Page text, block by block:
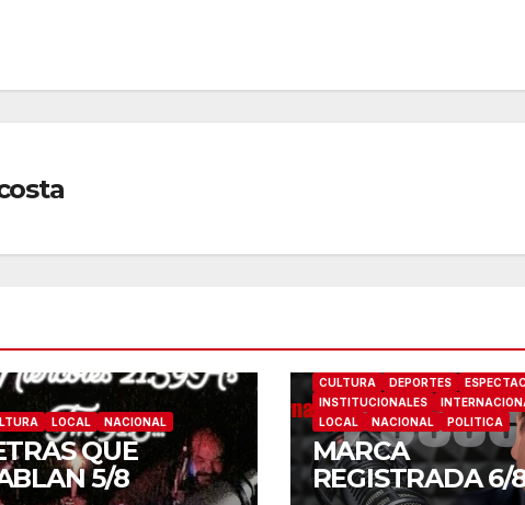
LOCAL NACIONAL
QUE
5/8
CULTURA DEPORTES
INSTITUCIONALES
LOCAL
NACIONAL POLITICA
MARCA
REGISTRADA 6/